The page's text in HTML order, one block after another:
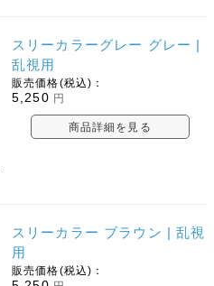
スリーカラーグレー グレー |
乱視用
販売価格(税込)：
5,250 円
商品詳細を見る
スリーカラー ブラウン | 乱視
用
販売価格(税込)：